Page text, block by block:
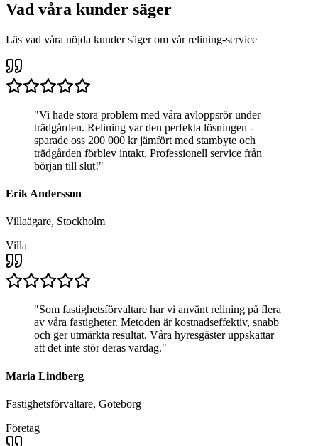
Vad våra kunder säger
Läs vad våra nöjda kunder säger om vår relining-service
"Vi hade stora problem med våra avloppsrör under
trädgården. Relining var den perfekta lösningen -
sparade oss 200 000 kr jämfört med stambyte och
trädgården förblev intakt. Professionell service från
början till slut!"
Erik Andersson
Villaägare, Stockholm
Villa
"Som fastighetsförvaltare har vi använt relining på flera
av våra fastigheter. Metoden är kostnadseffektiv, snabb
och ger utmärkta resultat. Våra hyresgäster uppskattar
att det inte stör deras vardag."
Maria Lindberg
Fastighetsförvaltare, Göteborg
Företag